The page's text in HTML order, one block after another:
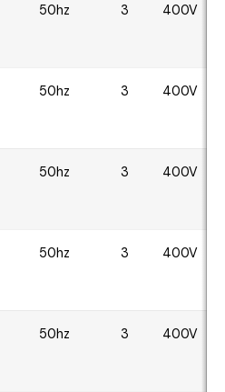
50hz 3 400V
50hz 3 400V
50hz 3 400V
50hz 3 400V
50hz 3 400V